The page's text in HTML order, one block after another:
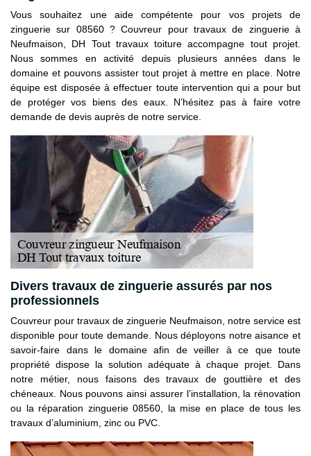
Vous souhaitez une aide compétente pour vos projets de
zinguerie sur 08560 ? Couvreur pour travaux de zinguerie à
Neufmaison, DH Tout travaux toiture accompagne tout projet.
Nous sommes en activité depuis plusieurs années dans le
domaine et pouvons assister tout projet à mettre en place. Notre
équipe est disposée à effectuer toute intervention qui a pour but
de protéger vos biens des eaux. N’hésitez pas à faire votre
demande de devis auprès de notre service.
Divers travaux de zinguerie assurés par nos
professionnels
Couvreur pour travaux de zinguerie Neufmaison, notre service est
disponible pour toute demande. Nous déployons notre aisance et
savoir-faire dans le domaine afin de veiller à ce que toute
propriété dispose la solution adéquate à chaque projet. Dans
notre métier, nous faisons des travaux de gouttière et des
chéneaux. Nous pouvons ainsi assurer l’installation, la rénovation
ou la réparation zinguerie 08560, la mise en place de tous les
travaux d’aluminium, zinc ou PVC.